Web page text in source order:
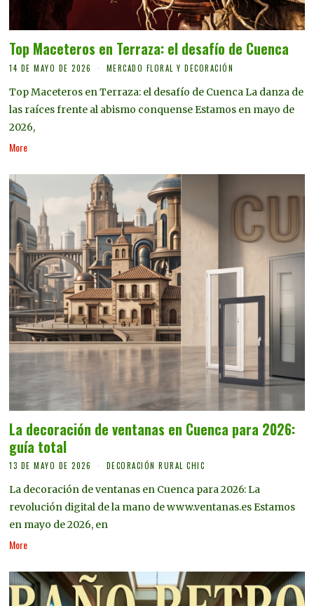
Top Maceteros en Terraza: el desafío de Cuenca
14 DE MAYO DE 2026 MERCADO FLORAL Y DECORACIÓN
Top Maceteros en Terraza: el desafío de Cuenca La danza de
las raíces frente al abismo conquense Estamos en mayo de
2026,
More
La decoración de ventanas en Cuenca para 2026:
guía total
13 DE MAYO DE 2026 DECORACIÓN RURAL CHIC
La decoración de ventanas en Cuenca para 2026: La
revolución digital de la mano de www.ventanas.es Estamos
en mayo de 2026, en
More